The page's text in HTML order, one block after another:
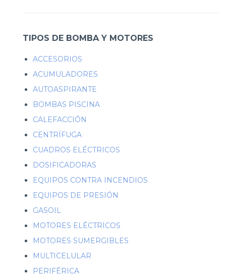
TIPOS DE BOMBA Y MOTORES
ACCESORIOS
ACUMULADORES
AUTOASPIRANTE
BOMBAS PISCINA
CALEFACCIÓN
CENTRÍFUGA
CUADROS ELÉCTRICOS
DOSIFICADORAS
EQUIPOS CONTRA INCENDIOS
EQUIPOS DE PRESIÓN
GASOIL
MOTORES ELÉCTRICOS
MOTORES SUMERGIBLES
MULTICELULAR
PERIFÉRICA